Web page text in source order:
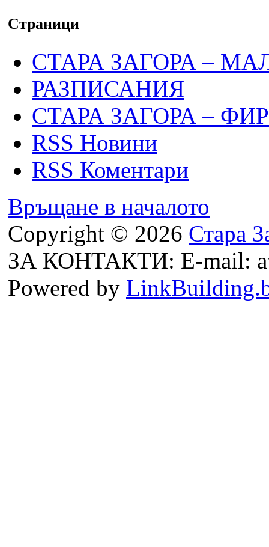
Страници
СТАРА ЗАГОРА –
РАЗПИСАНИЯ
СТАРА ЗАГОРА –
RSS Новини
RSS Коментари
Връщане в началото
Copyright © 2026 Стара
ЗА КОНТАКТИ: E-mail:
Powered by